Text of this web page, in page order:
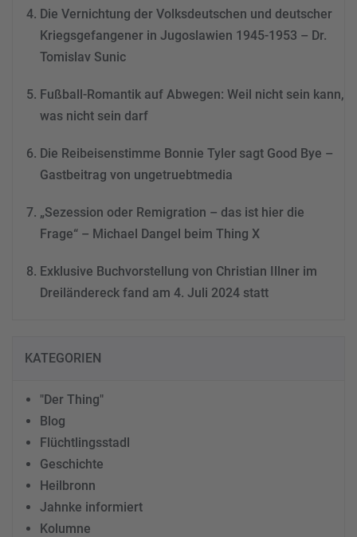
Consent Management
&
Die Vernichtung der Volksdeutschen und deutscher
Kriegsgefangener in Jugoslawien 1945-1953 – Dr.
Tomislav Sunic
Fußball-Romantik auf Abwegen: Weil nicht sein kann,
was nicht sein darf
Die Reibeisenstimme Bonnie Tyler sagt Good Bye –
Gastbeitrag von ungetruebtmedia
„Sezession oder Remigration – das ist hier die
Frage“ – Michael Dangel beim Thing X
Exklusive Buchvorstellung von Christian Illner im
Dreiländereck fand am 4. Juli 2024 statt
KATEGORIEN
"Der Thing"
Blog
Flüchtlingsstadl
Geschichte
Heilbronn
Jahnke informiert
Kolumne